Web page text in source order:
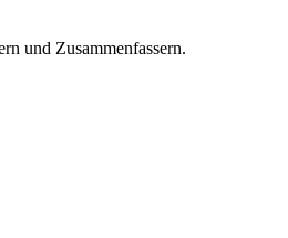
und Zusammenfassern.